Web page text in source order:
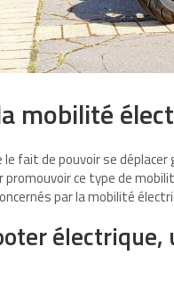
mobilité
fait de pouvoir se
ce type de
par la mobilité